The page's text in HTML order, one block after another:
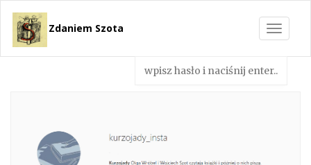
Toggle
Zdaniem Szota